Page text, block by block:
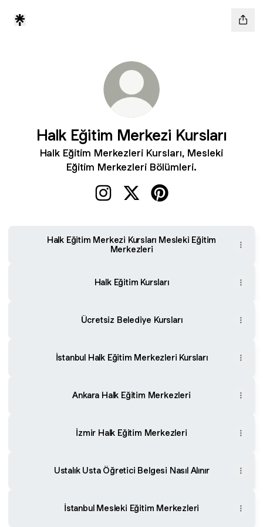
Halk Eğitim Merkezi Kursları
Halk Eğitim Merkezleri Kursları, Mesleki
Eğitim Merkezleri Bölümleri.
Halk Eğitim Merkezi Kursları Mesleki Eğitim
Merkezleri
Halk Eğitim Kursları
Ücretsiz Belediye Kursları
İstanbul Halk Eğitim Merkezleri Kursları
Ankara Halk Eğitim Merkezleri
İzmir Halk Eğitim Merkezleri
Ustalık Usta Öğretici Belgesi Nasıl Alınır
İstanbul Mesleki Eğitim Merkezleri